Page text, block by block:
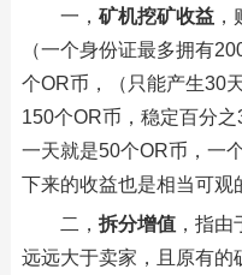
一， 矿机挖矿收益，
（一个身份证最多拥有
个OR币，（只能产生30
150个OR币，稳定百分
一天就是50个OR币，一
下来的收益也是相当可观
二， 拆分增值，指由
远远大于卖家，且原有的